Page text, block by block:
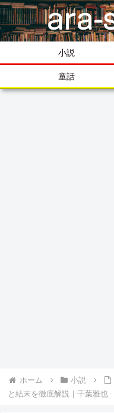
小説
童話
ホーム 小説
と結末を徹底解説｜千葉雅也